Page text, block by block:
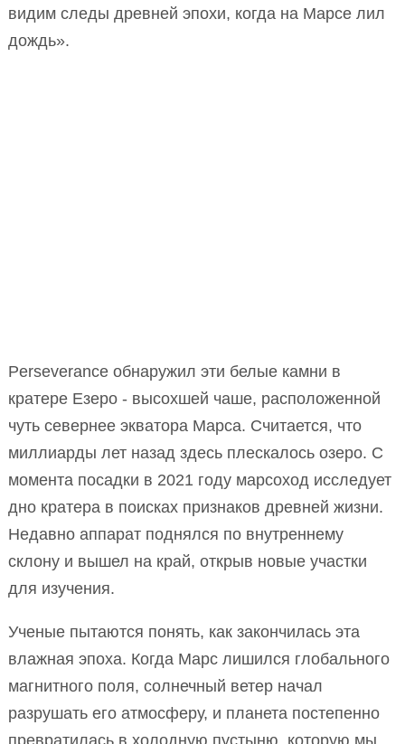
видим следы древней эпохи, когда на Марсе лил
дождь».
Perseverance обнаружил эти белые камни в
кратере Езеро - высохшей чаше, расположенной
чуть севернее экватора Марса. Считается, что
миллиарды лет назад здесь плескалось озеро. С
момента посадки в 2021 году марсоход исследует
дно кратера в поисках признаков древней жизни.
Недавно аппарат поднялся по внутреннему
склону и вышел на край, открыв новые участки
для изучения.
Ученые пытаются понять, как закончилась эта
влажная эпоха. Когда Марс лишился глобального
магнитного поля, солнечный ветер начал
разрушать его атмосферу, и планета постепенно
превратилась в холодную пустыню, которую мы